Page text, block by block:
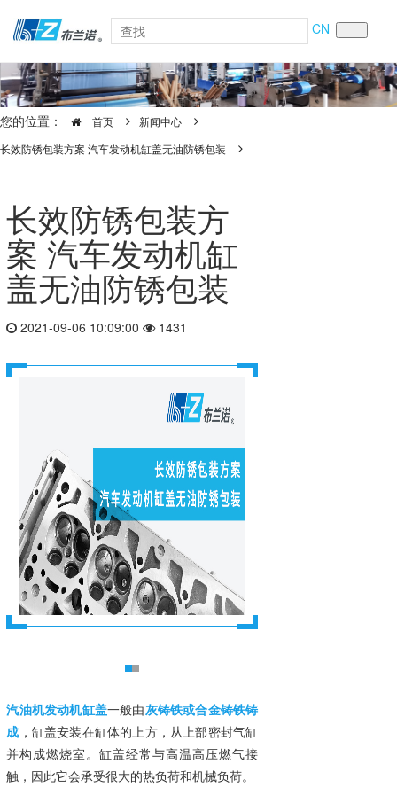
CN
您的位置： 首页
新闻中心
长效防锈包装方案 汽车发动机缸盖无油防锈包装
长效防锈包装方
案 汽车发动机缸
盖无油防锈包装
2021-09-06 10:09:00 1431
汽油机发动机缸盖一般由灰铸铁或合金铸铁铸
成 ，缸盖安装在缸体的上方，从上部密封气缸
并构成燃烧室。缸盖经常与高温高压燃气接
触，因此它会承受很大的热负荷和机械负荷。